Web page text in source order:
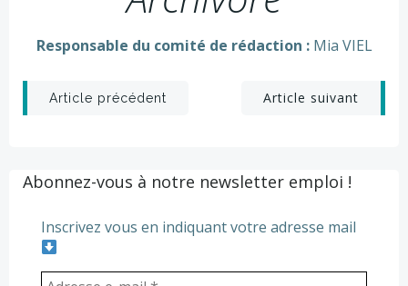
Responsable du comité de rédaction :Mia VIEL
Post
Article précédent
PostArticle suivant
Abonnez-vous à notre newsletter emploi !
Inscrivez vous en indiquant votre adresse mail